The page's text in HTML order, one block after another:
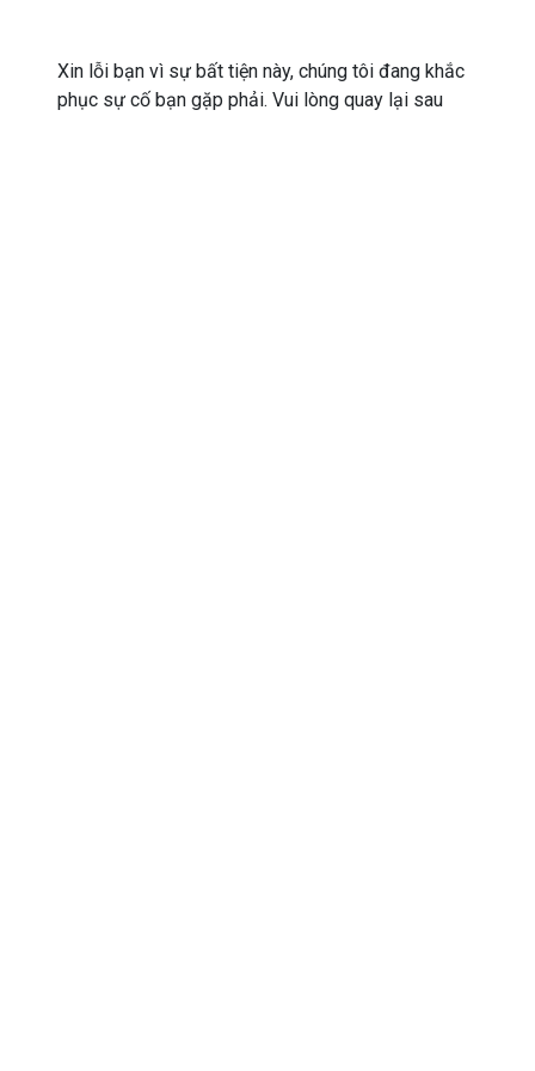
Xin lỗi bạn vì sự bất tiện này, chúng tôi đang khắc
phục sự cố bạn gặp phải. Vui lòng quay lại sau